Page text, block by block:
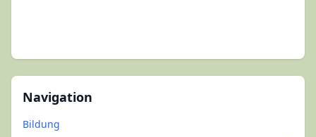
Navigation
Bildung